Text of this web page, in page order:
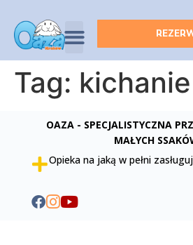
Tag: kichanie
OAZA - SPECJALISTYCZNA
MAŁYCH
Opieka na jaką w pełni